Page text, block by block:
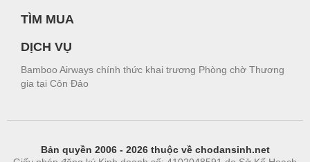
TÌM MUA
DỊCH VỤ
Bamboo Airways chính thức khai trương Phòng chờ Thương
gia tại Côn Đảo
Bản quyền 2006 - 2026 thuộc về chodansinh.net